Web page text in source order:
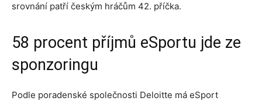
srovnání patří českým hráčům 42. příčka.
58 procent příjmů eSportu jde ze
sponzoringu
Podle poradenské společnosti Deloitte má eSport